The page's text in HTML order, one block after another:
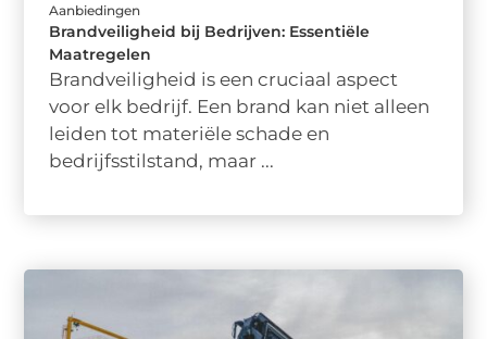
Aanbiedingen
Brandveiligheid bij Bedrijven: Essentiële
Maatregelen
Brandveiligheid is een cruciaal aspect
voor elk bedrijf. Een brand kan niet alleen
leiden tot materiële schade en
bedrijfsstilstand, maar ...